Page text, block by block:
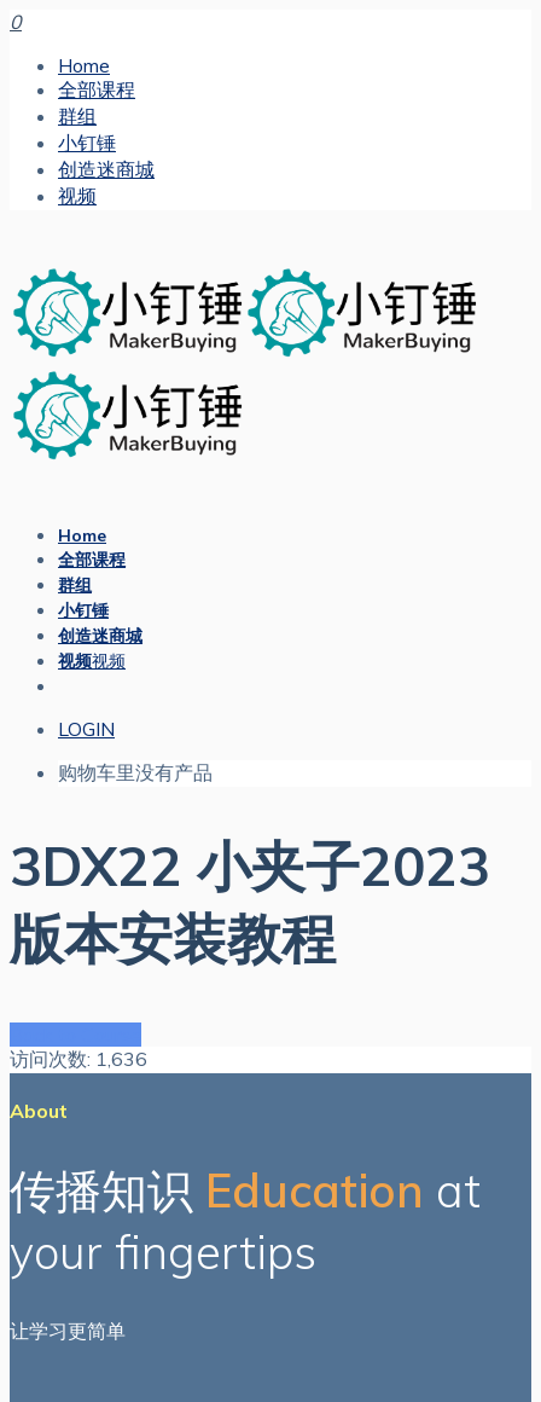
0
Home
全部课程
群组
小钉锤
创造迷商城
视频
Home
全部课程
群组
小钉锤
创造迷商城
视频视频
LOGIN
购物车里没有产品
3DX22 小夹子2023
版本安装教程
访问次数: 1,636
About
传播知识 Education at
your fingertips
让学习更简单